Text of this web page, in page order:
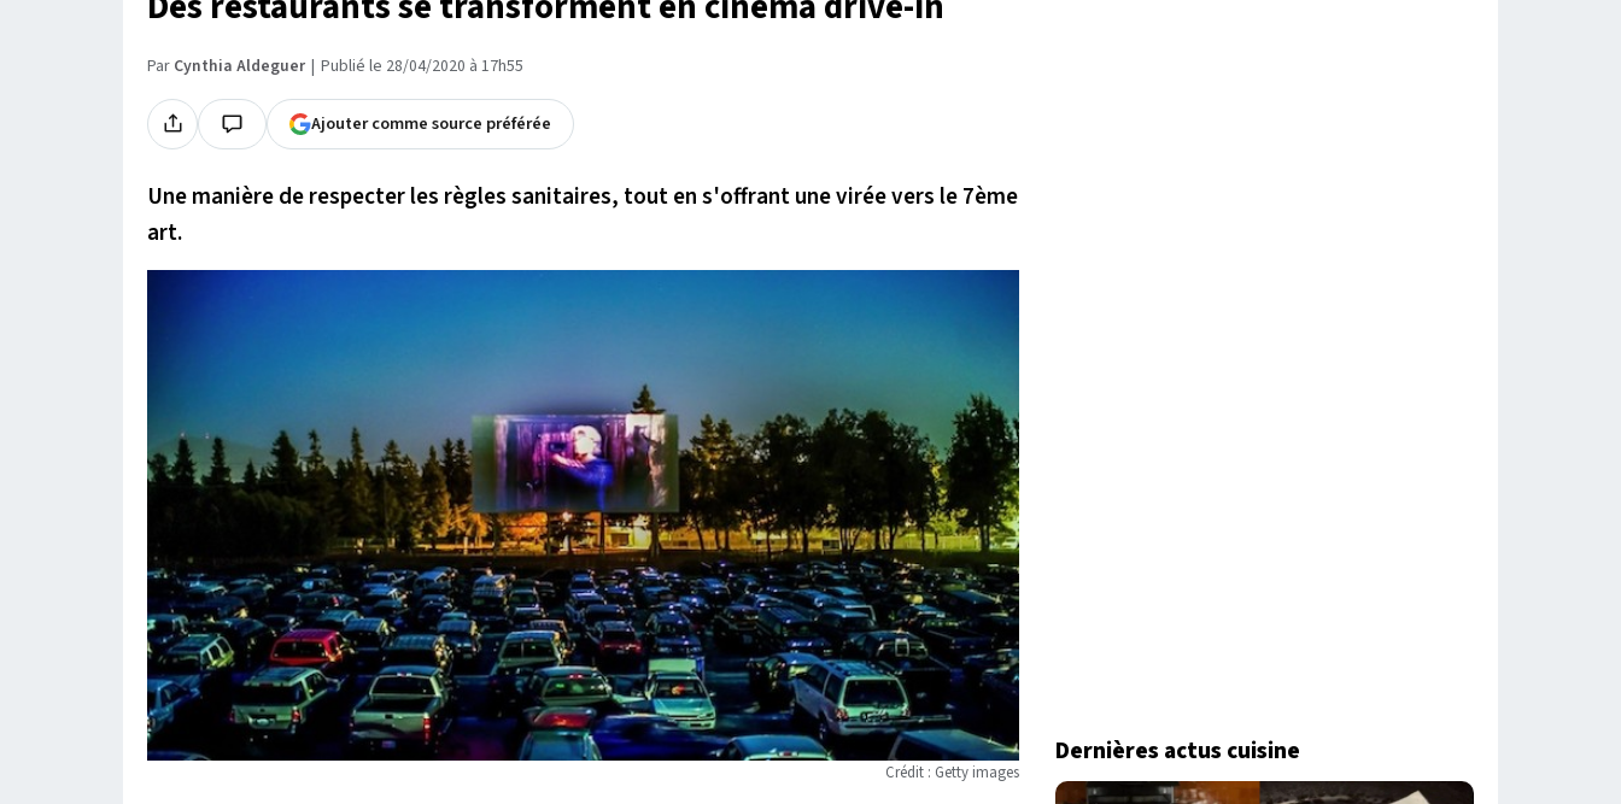
Par Cynthia Aldeguer Publié le 28/04/2020 à 17h55
Ajouter comme source préférée
Une manière de respecter les règles sanitaires, tout en s'offrant une virée vers le 7ème
art.
Crédit : Getty images
Dernières actus cuisine